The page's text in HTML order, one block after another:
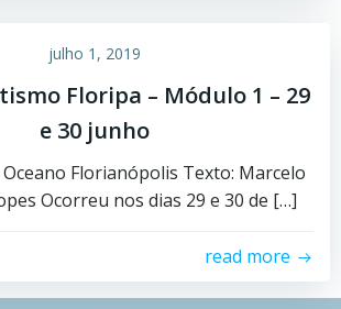
julho 1, 2019
Floripa – Módulo 1 – 29
e 30 junho
Oceano Florianópolis Texto: Marcelo
Ocorreu nos dias 29 e 30 de […]
read more